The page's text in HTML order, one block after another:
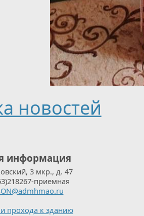
новостей
информация
3 мкр., д. 47
приемная
прохода к зданию